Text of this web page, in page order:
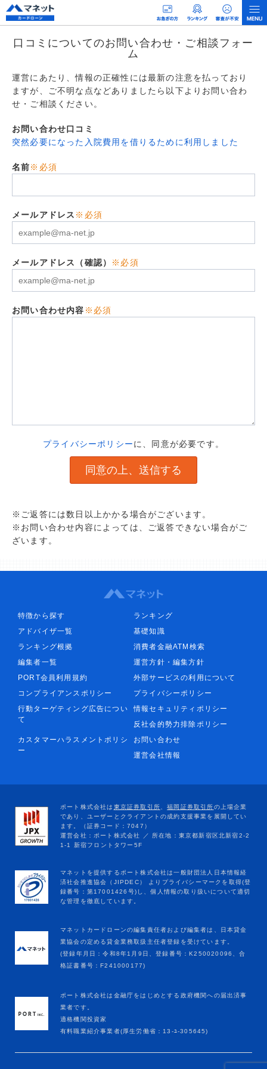
口コミについてのお問い合わせ・ご相談フォー
ム
運営にあたり、情報の正確性には最新の注意を払っており
ますが、ご不明な点などありましたら以下よりお問い合わ
せ・ご相談ください。
お問い合わせ口コミ
突然必要になった入院費用を借りるために利用しました
名前※必須
メールアドレス ※必須
メールアドレス（確認） ※必須
お問い合わせ内容 ※必須
プライバシーポリシーに、同意が必要です。
※ご返答には数日以上かかる場合がございます。
※お問い合わせ内容によっては、ご返答できない場合がご
ざいます。
特徴から探す
ランキング
アドバイザ一覧
基礎知識
ランキング根拠
消費者金融ATM検索
編集者一覧
運営方針・編集方針
PORT会員利用規約
外部サービスの利用について
コンプライアンスポリシー
プライバシーポリシー
行動ターゲティング広告につい
て
情報セキュリティポリシー
反社会的勢力排除ポリシー
カスタマーハラスメントポリシ
ー
お問い合わせ
運営会社情報
マネットカードローンの編集責任者および編集者は、日本貸金
業協会の定める貸金業務取扱主任者登録を受けています。
(登録年月日：令和8年1月9日、登録番号：K250020096、合
格証書番号：F241000177)
ポート株式会社は金融庁をはじめとする政府機関への届出済事
業者です。
適格機関投資家
有料職業紹介事業者(厚生労働省：13-ﾕ-305645)